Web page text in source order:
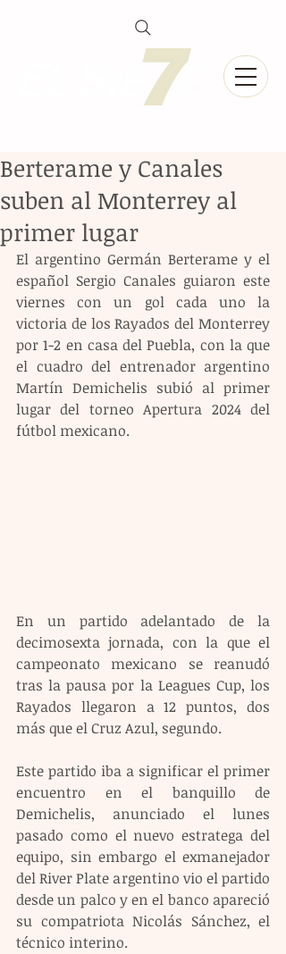
Berterame y Canales
suben al Monterrey al
primer lugar
El argentino Germán Berterame y el
español Sergio Canales guiaron este
viernes con un gol cada uno la
victoria de los Rayados del Monterrey
por 1-2 en casa del Puebla, con la que
el cuadro del entrenador argentino
Martín Demichelis subió al primer
lugar del torneo Apertura 2024 del
fútbol mexicano.
En un partido adelantado de la
decimosexta jornada, con la que el
campeonato mexicano se reanudó
tras la pausa por la Leagues Cup, los
Rayados llegaron a 12 puntos, dos
más que el Cruz Azul, segundo.
Este partido iba a significar el primer
encuentro en el banquillo de
Demichelis, anunciado el lunes
pasado como el nuevo estratega del
equipo, sin embargo el exmanejador
del River Plate argentino vio el partido
desde un palco y en el banco apareció
su compatriota Nicolás Sánchez, el
técnico interino.